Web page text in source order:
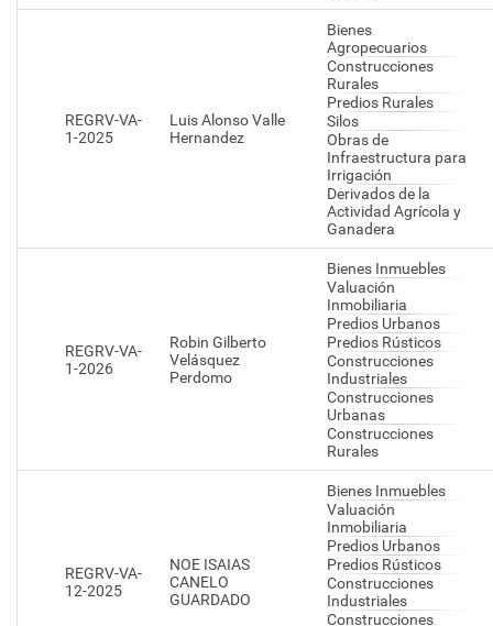
REGRV-VA-
1-2025
Luis Alonso Valle
Hernandez
Bienes
Agropecuarios
Construcciones
Rurales
Predios Rurales
Silos
Obras de
Infraestructura para
Irrigación
Derivados de la
Actividad Agrícola y
Ganadera
REGRV-VA-
1-2026
Robin Gilberto
Velásquez
Perdomo
Bienes Inmuebles
Valuación
Inmobiliaria
Predios Urbanos
Predios Rústicos
Construcciones
Industriales
Construcciones
Urbanas
Construcciones
Rurales
REGRV-VA-
12-2025
NOE ISAIAS
CANELO
GUARDADO
Bienes Inmuebles
Valuación
Inmobiliaria
Predios Urbanos
Predios Rústicos
Construcciones
Industriales
Construcciones